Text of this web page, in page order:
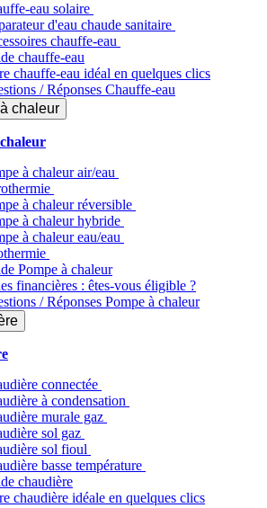
eau solaire
d'eau chaude sanitaire
chauffe-eau
chauffe-eau
chauffe-eau idéal en quelques clics
/ Réponses Chauffe-eau
chaleur
à chaleur air/eau
à chaleur réversible
à chaleur hybride
à chaleur​ eau/eau
Pompe à chaleur
financières : êtes-vous éligible ?
/ Réponses Pompe à chaleur
connectée
à condensation
murale gaz
sol gaz
sol fioul
basse température
chaudière
chaudière idéale en quelques clics